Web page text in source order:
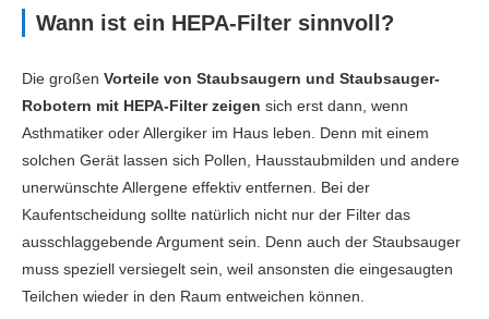
Wann ist ein HEPA-Filter sinnvoll?
Die großen Vorteile von Staubsaugern und Staubsauger-
Robotern mit HEPA-Filter zeigen sich erst dann, wenn
Asthmatiker oder Allergiker im Haus leben. Denn mit einem
solchen Gerät lassen sich Pollen, Hausstaubmilden und andere
unerwünschte Allergene effektiv entfernen. Bei der
Kaufentscheidung sollte natürlich nicht nur der Filter das
ausschlaggebende Argument sein. Denn auch der Staubsauger
muss speziell versiegelt sein, weil ansonsten die eingesaugten
Teilchen wieder in den Raum entweichen können.